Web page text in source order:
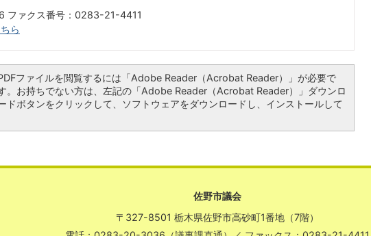
ァクス番号：0283-21-4411
ら
ファイルを閲覧するには「Adobe Reader（Acrobat Reader）」が必要で
。お持ちでない方は、左記の「Adobe Reader（Acrobat Reader）」ダウンロ
ドボタンをクリックして、ソフトウェアをダウンロードし、インストールして
佐野市議会
〒327-8501 栃木県佐野市高砂町1番地（7階）